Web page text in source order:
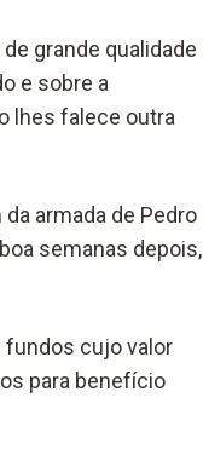
grande qualidade
e sobre a
lhes falece outra
armada de Pedro
semanas depois,
fundos cujo valor
para benefício